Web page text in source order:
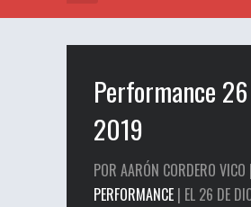
Performance
2019
POR AARÓN CORDERO VICO
PERFORMANCE | EL 26 DE